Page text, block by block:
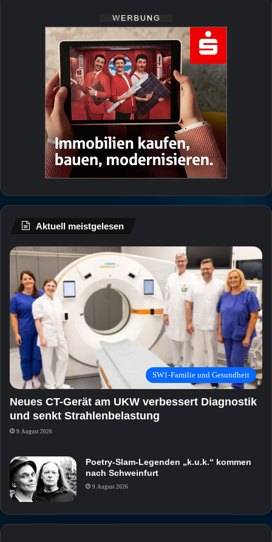
Aktuell meistgelesen
SW1-Familie und Gesundheit
Neues CT-Gerät am UKW verbessert Diagnostik
und senkt Strahlenbelastung
9. August 2026
Poetry-Slam-Legenden „k.u.k.“ kommen
nach Schweinfurt
9. August 2026